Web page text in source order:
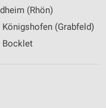
(Rhön)
Königshofen (Grabfeld)
Bocklet